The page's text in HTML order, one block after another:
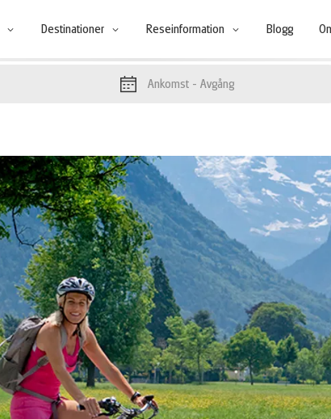
Destinationer Reseinformation Blogg
Ankomst- Avgång